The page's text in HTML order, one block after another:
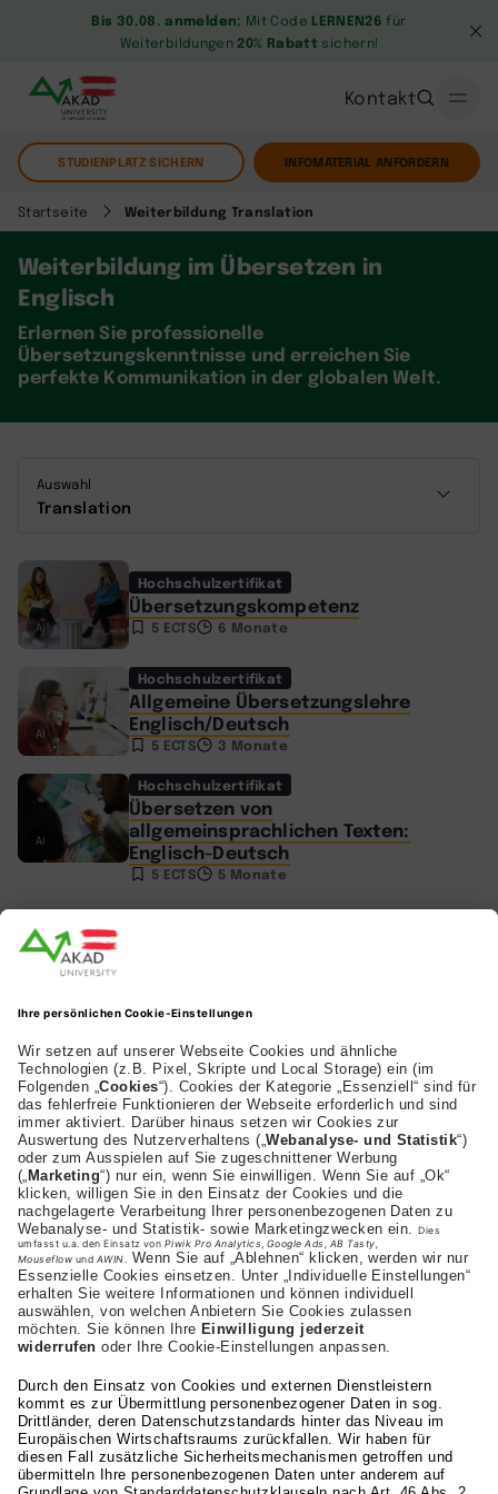
Bis 30.08. anmelden: Mit Code LERNEN26 für
Weiterbildungen20% Rabatt sichern!
Kontakt
STUDIENPLATZ SICHERN INFOMATERIAL ANFORDERN
Startseite Weiterbildung Translation
Weiterbildung im Übersetzen in
Englisch
Erlernen Sie professionelle
Übersetzungskenntnisse und erreichen Sie
perfekte Kommunikation in der globalen Welt.
Auswahl
Translation
AI
Hochschulzertifikat
Übersetzungskompetenz
5 ECTS 6 Monate
AI
Hochschulzertifikat
Allgemeine Übersetzungslehre
Englisch/Deutsch
5 ECTS 3 Monate
AI
Hochschulzertifikat
Übersetzen von
allgemeinsprachlichen Texten:
Englisch-Deutsch
5 ECTS 5 Monate
AKAD Bildungsgesellschaft mbH
Heilbronner Strasse 86
70191 Stuttgart
+43 (0) 664-1972282
Studienangebot
Fakultäten
AKAD